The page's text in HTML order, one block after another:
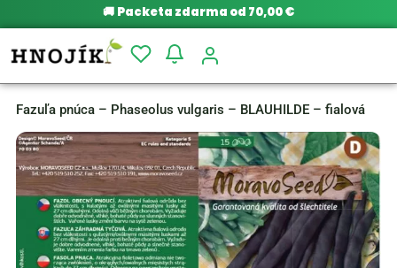
🚚 Packeta zdarma od 70,00 €
Fazuľa pnúca – Phaseolus vulgaris – BLAUHILDE – fialová